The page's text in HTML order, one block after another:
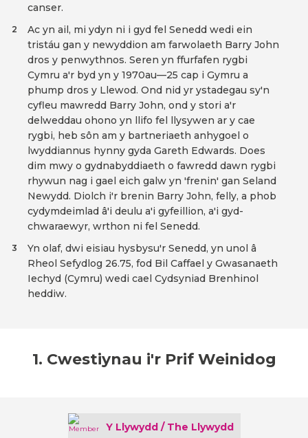
canser.
Ac yn ail, mi ydyn ni i gyd fel Senedd wedi ein
tristáu gan y newyddion am farwolaeth Barry John
dros y penwythnos. Seren yn ffurfafen rygbi
Cymru a'r byd yn y 1970au—25 cap i Gymru a
phump dros y Llewod. Ond nid yr ystadegau sy'n
cyfleu mawredd Barry John, ond y stori a'r
delweddau ohono yn llifo fel llysywen ar y cae
rygbi, heb sôn am y bartneriaeth anhygoel o
lwyddiannus hynny gyda Gareth Edwards. Does
dim mwy o gydnabyddiaeth o fawredd dawn rygbi
rhywun nag i gael eich galw yn 'frenin' gan Seland
Newydd. Diolch i'r brenin Barry John, felly, a phob
cydymdeimlad â'i deulu a'i gyfeillion, a'i gyd-
chwaraewyr, wrthon ni fel Senedd.
2
Yn olaf, dwi eisiau hysbysu'r Senedd, yn unol â
Rheol Sefydlog 26.75, fod Bil Caffael y Gwasanaeth
Iechyd (Cymru) wedi cael Cydsyniad Brenhinol
heddiw.
3
1. Cwestiynau i'r Prif Weinidog
Y Llywydd / The Llywydd